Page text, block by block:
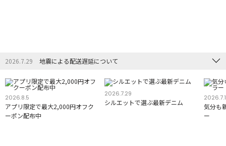
2026.7.29 地震による配送遅延について
2026.8.5
アプリ限定で最大2,000円オフク
ーポン配布中
2026.7.29
シルエットで選ぶ最新デニム
気分も
ー